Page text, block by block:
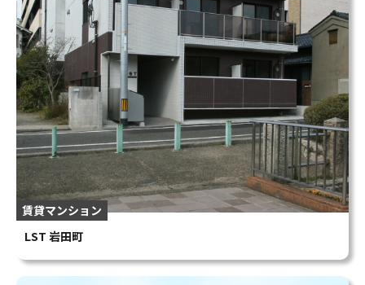
賃貸マンション
LST 岩田町